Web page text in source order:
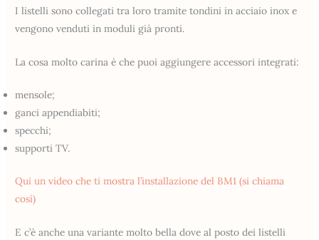
I listelli sono collegati tra loro tramite tondini in acciaio inox e
vengono venduti in moduli già pronti.
La cosa molto carina è che puoi aggiungere accessori integrati:
mensole;
ganci appendiabiti;
specchi;
supporti TV.
Qui un video che ti mostra l’installazione del BM1 (si chiama
così)
E c’è anche una variante molto bella dove al posto dei listelli